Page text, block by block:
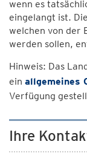
wenn es
eingelangt ist.
welchen von der
werden sollen,
Hinweis: Das
ein allgemeines
Verfügung
Ihre